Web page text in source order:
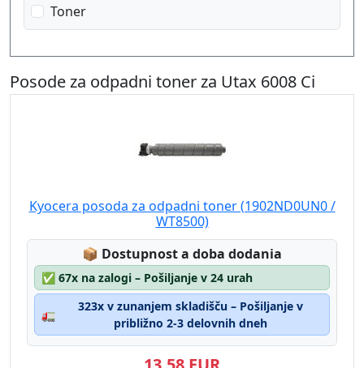
Toner
Posode za odpadni toner za Utax 6008 Ci
Kyocera posoda za odpadni toner (1902ND0UN0 /
WT8500)
📦 Lagerstatus:
Dostupnost a doba dodania
✅ 67x na zalogi – Pošiljanje v 24 urah
🚛
323x v zunanjem skladišču – Pošiljanje v
približno 2-3 delovnih dneh